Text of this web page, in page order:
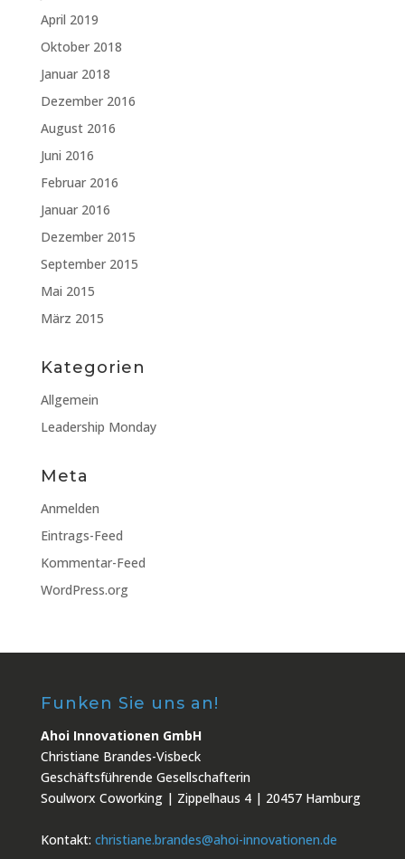
April 2019
Oktober 2018
Januar 2018
Dezember 2016
August 2016
Juni 2016
Februar 2016
Januar 2016
Dezember 2015
September 2015
Mai 2015
März 2015
Kategorien
Allgemein
Leadership Monday
Meta
Anmelden
Eintrags-Feed
Kommentar-Feed
WordPress.org
Funken Sie uns an!
Ahoi Innovationen GmbH
Christiane Brandes-Visbeck
Geschäftsführende Gesellschafterin
Soulworx Coworking | Zippelhaus 4 | 20457 Hamburg
Kontakt: christiane.brandes@ahoi-innovationen.de